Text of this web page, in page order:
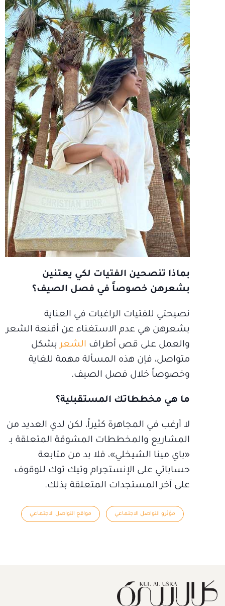
بماذا تنصحين الفتيات لكي يعتنين
بشعرهن خصوصاً في فصل الصيف؟
نصيحتي للفتيات الراغبات في العناية
بشعرهن هي عدم الاستغناء عن أقنعة الشعر
والعمل على قص أطراف الشعر بشكل
متواصل، فإن هذه المسألة مهمة للغاية
وخصوصاً خلال فصل الصيف.
ما هي مخططاتك المستقبلية؟
لا أرغب في المجاهرة كثيراً، لكن لدي العديد من
المشاريع والمخططات المشوقة المتعلقة بـ
«باي مينا الشيخلي»، فلا بد من متابعة
حساباتي على الإنستجرام وتيك توك للوقوف
على آخر المستجدات المتعلقة بذلك.
مؤثرو التواصل الاجتماعي مواقع التواصل الاجتماعي